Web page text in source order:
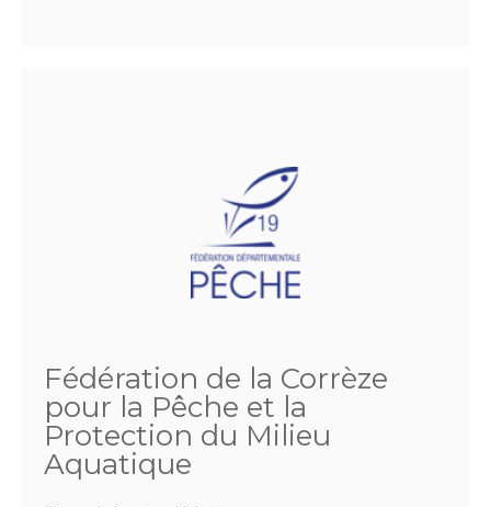
Fédération de la Corrèze
pour la Pêche et la
Protection du Milieu
Aquatique